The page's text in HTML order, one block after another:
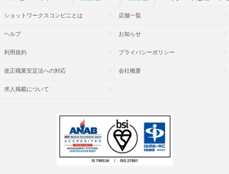
ショットワークスコンビニとは 店舗一覧
ヘルプ お知らせ
利用規約 プライバシーポリシー
改正職業安定法への対応 会社概要
求人掲載について